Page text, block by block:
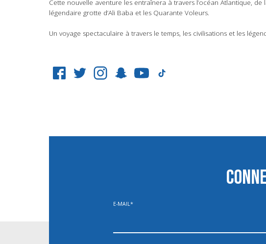
Cette nouvelle aventure les entraînera à travers l’océan Atlantique,
légendaire grotte d’Ali Baba et les Quarante Voleurs.
Un voyage spectaculaire à travers le temps, les civilisations et les
E-MAIL*